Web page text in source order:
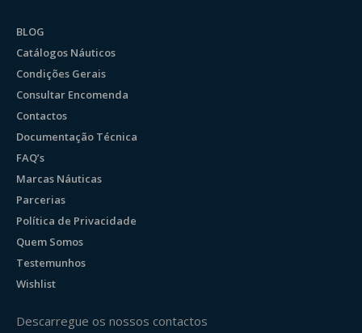
BLOG
Catálogos Náuticos
Condições Gerais
Consultar Encomenda
Contactos
Documentação Técnica
FAQ’s
Marcas Náuticas
Parcerias
Política de Privacidade
Quem Somos
Testemunhos
Wishlist
Descarregue os nossos contactos